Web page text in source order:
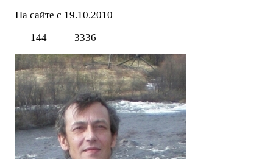
На сайте с 19.10.2010
144
3336